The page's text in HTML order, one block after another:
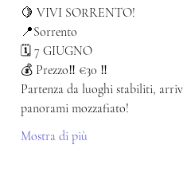
🍋 VIVI SORRENTO!
📍Sorrento
🗓️ 7 GIUGNO
💰 Prezzo‼️ €30 ‼️
Partenza da luoghi stabiliti,
panorami mozzafiato!
Mostra di più